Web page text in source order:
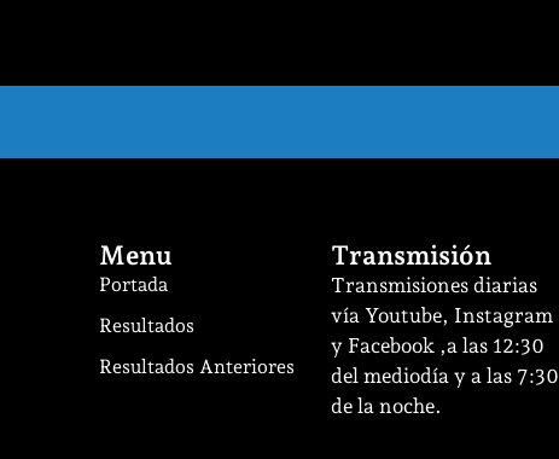
Menu
Portada
Resultados
Resultados Anteriores
Transmisión
Transmisiones diarias
vía Youtube, Instagram
y Facebook ,a las 12:30
del mediodía y a las 7:30
de la noche.